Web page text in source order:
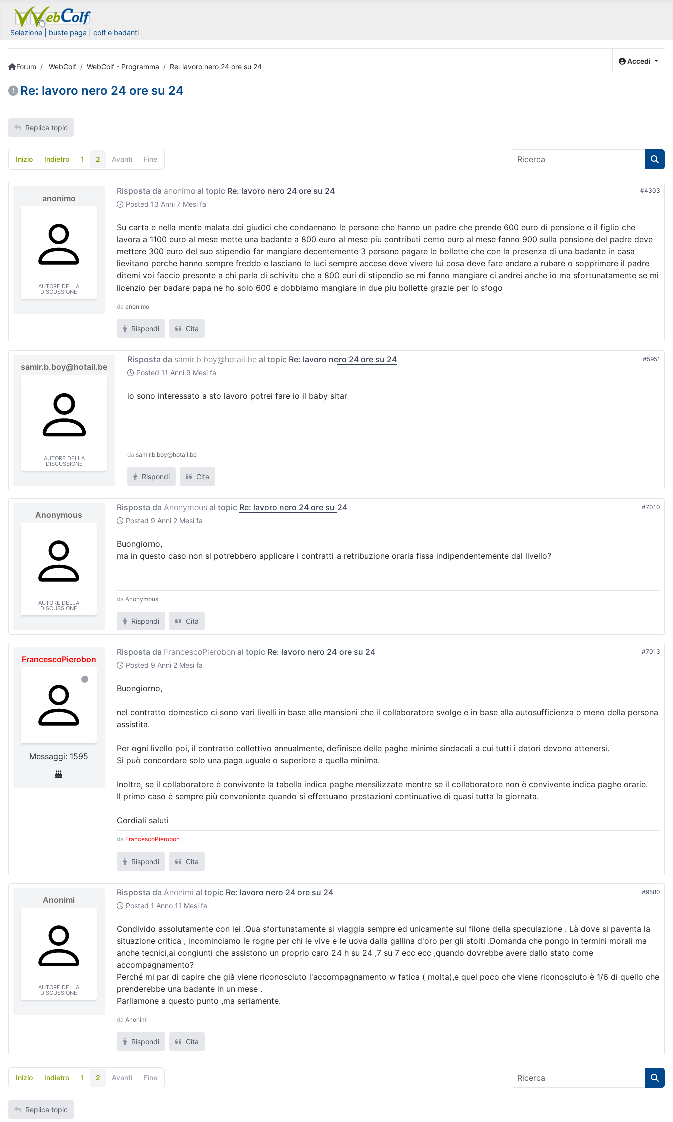
Selezione | buste paga | colf e badanti
Accedi
Forum WebColf WebColf - Programma Re: lavoro nero 24 ore su 24
Re: lavoro nero 24 ore su 24
Replica topic
Inizio Indietro 1 2 Avanti Fine
anonimo
AUTORE DELLA
DISCUSSIONE
Risposta da anonimo al topic Re: lavoro nero 24 ore su 24
Posted 13 Anni 7 Mesi fa
#4303
Su carta e nella mente malata dei giudici che condannano le persone che hanno un padre che prende 600 euro di pensione e il figlio che
lavora a 1100 euro al mese mette una badante a 800 euro al mese piu contributi cento euro al mese fanno 900 sulla pensione del padre deve
mettere 300 euro del suo stipendio far mangiare decentemente 3 persone pagare le bollette che con la presenza di una badante in casa
lievitano perche hanno sempre freddo e lasciano le luci sempre accese deve vivere lui cosa deve fare andare a rubare o sopprimere il padre
ditemi voi faccio presente a chi parla di schivitu che a 800 euri di stipendio se mi fanno mangiare ci andrei anche io ma sfortunatamente se mi
licenzio per badare papa ne ho solo 600 e dobbiamo mangiare in due piu bollette grazie per lo sfogo
da anonimo
Rispondi Cita
samir.b.boy@hotail.be
AUTORE DELLA
DISCUSSIONE
Risposta da samir.b.boy@hotail.be al topic Re: lavoro nero 24 ore su 24
Posted 11 Anni 9 Mesi fa
#5951
io sono interessato a sto lavoro potrei fare io il baby sitar
da samir.b.boy@hotail.be
Rispondi Cita
Anonymous
AUTORE DELLA
DISCUSSIONE
Risposta da Anonymous al topic Re: lavoro nero 24 ore su 24
Posted 9 Anni 2 Mesi fa
#7010
Buongiorno,
ma in questo caso non si potrebbero applicare i contratti a retribuzione oraria fissa indipendentemente dal livello?
da Anonymous
Rispondi Cita
FrancescoPierobon
Messaggi: 1595
Risposta da FrancescoPierobon al topic Re: lavoro nero 24 ore su 24
Posted 9 Anni 2 Mesi fa
#7013
Buongiorno,
nel contratto domestico ci sono vari livelli in base alle mansioni che il collaboratore svolge e in base alla autosufficienza o meno della persona
assistita.
Per ogni livello poi, il contratto collettivo annualmente, definisce delle paghe minime sindacali a cui tutti i datori devono attenersi.
Si può concordare solo una paga uguale o superiore a quella minima.
Inoltre, se il collaboratore è convivente la tabella indica paghe mensilizzate mentre se il collaboratore non è convivente indica paghe orarie.
Il primo caso è sempre più conveniente quando si effettuano prestazioni continuative di quasi tutta la giornata.
Cordiali saluti
da FrancescoPierobon
Rispondi Cita
Anonimi
AUTORE DELLA
DISCUSSIONE
Risposta da Anonimi al topic Re: lavoro nero 24 ore su 24
Posted 1 Anno 11 Mesi fa
#9580
Condivido assolutamente con lei .Qua sfortunatamente si viaggia sempre ed unicamente sul filone della speculazione . Là dove si paventa la
situazione critica , incominciamo le rogne per chi le vive e le uova dalla gallina d'oro per gli stolti .Domanda che pongo in termini morali ma
anche tecnici,ai congiunti che assistono un proprio caro 24 h su 24 ,7 su 7 ecc ecc ,quando dovrebbe avere dallo stato come
accompagnamento?
Perché mi par di capire che già viene riconosciuto l'accompagnamento w fatica ( molta),e quel poco che viene riconosciuto è 1/6 di quello che
prenderebbe una badante in un mese .
Parliamone a questo punto ,ma seriamente.
da Anonimi
Rispondi Cita
Inizio Indietro 1 2 Avanti Fine
Replica topic